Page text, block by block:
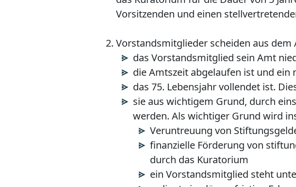
Vorsitzenden und einen
Vorstandsmitglieder scheiden aus dem
das Vorstandsmitglied sein Amt
die Amtszeit abgelaufen ist und
das 75. Lebensjahr vollendet ist.
sie aus wichtigem Grund, durch
werden. Als wichtiger Grund wird
Veruntreuung von
finanzielle Förderung von
durch das Kuratorium
ein Vorstandsmitglied steht